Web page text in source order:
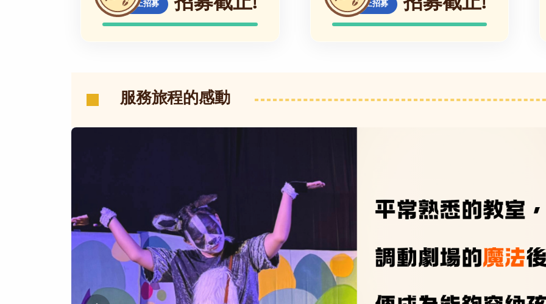
線上招募 招募截止! 線上招募 招募截止!
服務旅程的感動